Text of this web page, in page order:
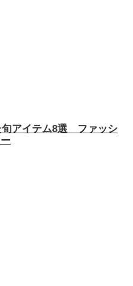
旬アイテム8選 ファッシ